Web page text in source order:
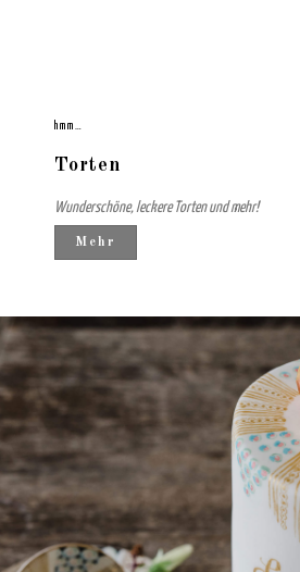
hmm…
Torten
Wunderschöne, leckere Torten und mehr!
Mehr